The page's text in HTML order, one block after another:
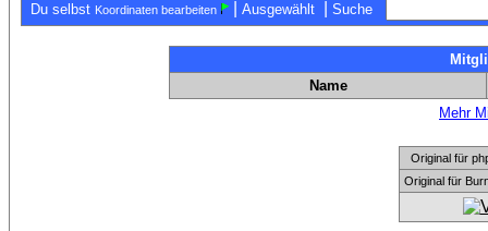
Du selbst Koordinaten bearbeiten Ausgewählt Suche
Name
Mehr
Original für
Original für